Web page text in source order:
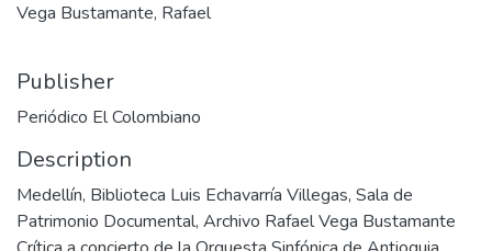
Vega Bustamante, Rafael
Publisher
Periódico El Colombiano
Description
Medellín, Biblioteca Luis Echavarría Villegas, Sala de
Patrimonio Documental, Archivo Rafael Vega Bustamante